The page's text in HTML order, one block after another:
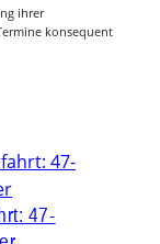
ihrer
konsequent
47-